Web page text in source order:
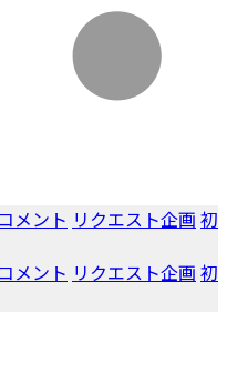
メント リクエスト企画 初
メント リクエスト企画 初